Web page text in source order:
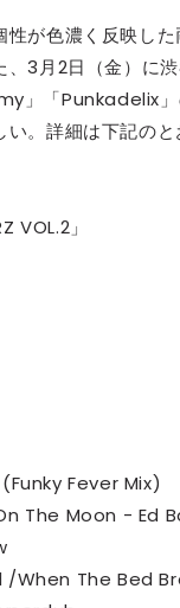
が色濃く反映し
3月2日（金）に
」「Punkadelix」
。詳細は下記のと
VOL.2」
Fever Mix)
The Moon - Ed
When The Bed